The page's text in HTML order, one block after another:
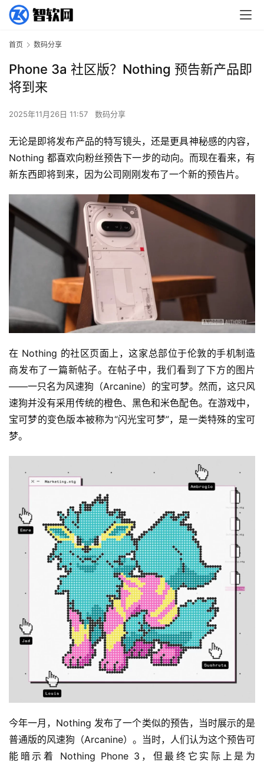
首页 数码分享
Phone 3a 社区版？Nothing 预告新产品即
将到来
2025年11月26日 11:57 数码分享
无论是即将发布产品的特写镜头，还是更具神秘感的内容，
Nothing 都喜欢向粉丝预告下一步的动向。而现在看来，有
新东西即将到来，因为公司刚刚发布了一个新的预告片。
在 Nothing 的社区页面上，这家总部位于伦敦的手机制造
商发布了一篇新帖子。在帖子中，我们看到了下方的图片
——一只名为风速狗（Arcanine）的宝可梦。然而，这只风
速狗并没有采用传统的橙色、黑色和米色配色。在游戏中，
宝可梦的变色版本被称为“闪光宝可梦”，是一类特殊的宝可
梦。
今年一月，Nothing 发布了一个类似的预告，当时展示的是
普通版的风速狗（Arcanine）。当时，人们认为这个预告可
能暗示着 Nothing Phone 3，但最终它实际上是为